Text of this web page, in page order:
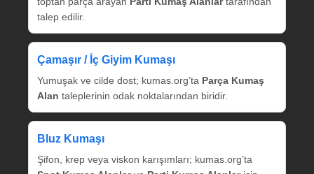
talep edilir.
Çamaşır / İç Giyim Kumaşı
Yumuşak ve cilde dost; kumas.org’ta Parça Kumaş
Alan taleplerinin odak noktalarından biridir.
Bluz Kumaşı
Şifon, krep veya viskon karışımları; kumas.org’ta